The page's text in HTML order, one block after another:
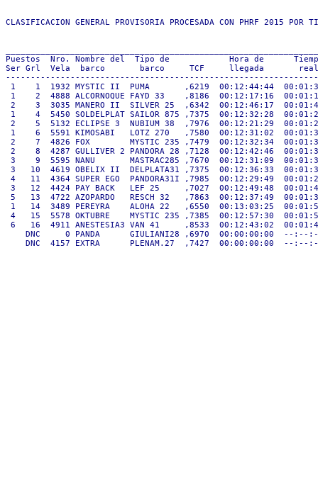
CLASIFICACION GENERAL PROVISORIA PROCESADA CON PHRF 2015 POR
Puestos  Nro. Nombre del  Tipo de            Hora de
Ser Grl  Vela  barco       barco     TCF     llegada
1    1  1932 MYSTIC II  PUMA       ,6219  00:12:44:44
1    2  4888 ALCORNOQUE FAYD 33    ,8186  00:12:17:16
2    3  3035 MANERO II  SILVER 25  ,6342  00:12:46:17
1    4  5450 SOLDELPLAT SAILOR 875 ,7375  00:12:32:28
2    5  5132 ECLIPSE 3  NUBIUM 38  ,7976  00:12:21:29
1    6  5591 KIMOSABI   LOTZ 270   ,7580  00:12:31:02
2    7  4826 FOX        MYSTIC 235 ,7479  00:12:32:34
2    8  4287 GULLIVER 2 PANDORA 28 ,7128  00:12:42:46
3    9  5595 NANU       MASTRAC285 ,7670  00:12:31:09
3   10  4619 OBELIX II  DELPLATA31 ,7375  00:12:36:33
4   11  4364 SUPER EGO  PANDORA31I ,7985  00:12:29:49
3   12  4424 PAY BACK   LEF 25     ,7027  00:12:49:48
5   13  4722 AZOPARDO   RESCH 32   ,7863  00:12:37:49
1   14  3489 PEREYRA    ALOHA 22   ,6550  00:13:03:25
4   15  5578 OKTUBRE    MYSTIC 235 ,7385  00:12:57:30
6   16  4911 ANESTESIA3 VAN 41     ,8533  00:12:43:02
DNC     0 PANDA      GIULIANI28 ,6970  00:00:00:00  --:--